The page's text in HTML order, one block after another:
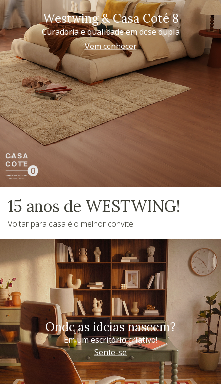
Westwing & Casa Coté 8
Curadoria e qualidade em dose dupla
Vem conhecer
15 anos de WESTWING!
Voltar para casa é o melhor convite
Onde as ideias nascem?
Em um escritório criativo!
Sente-se